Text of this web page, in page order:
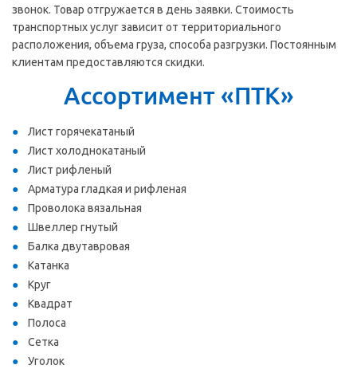
звонок. Товар отгружается в день заявки. Стоимость
транспортных услуг зависит от территориального
расположения, объема груза, способа разгрузки. Постоянным
клиентам предоставляются скидки.
Ассортимент «ПТК»
Лист горячекатаный
Лист холоднокатаный
Лист рифленый
Арматура гладкая и рифленая
Проволока вязальная
Швеллер гнутый
Балка двутавровая
Катанка
Круг
Квадрат
Полоса
Сетка
Уголок